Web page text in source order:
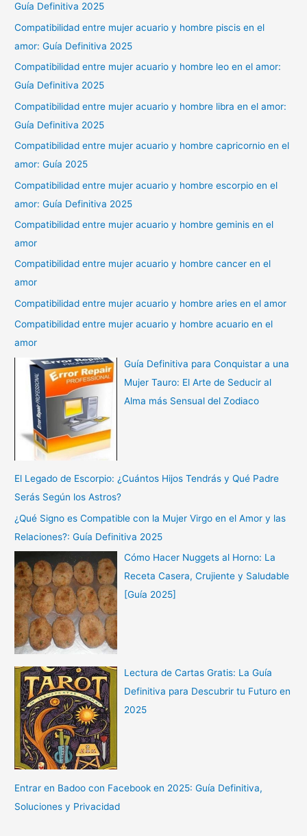
Guía Definitiva 2025
Compatibilidad entre mujer acuario y hombre piscis en el
amor: Guía Definitiva 2025
Compatibilidad entre mujer acuario y hombre leo en el amor:
Guía Definitiva 2025
Compatibilidad entre mujer acuario y hombre libra en el amor:
Guía Definitiva 2025
Compatibilidad entre mujer acuario y hombre capricornio en el
amor: Guía 2025
Compatibilidad entre mujer acuario y hombre escorpio en el
amor: Guía Definitiva 2025
Compatibilidad entre mujer acuario y hombre geminis en el
amor
Compatibilidad entre mujer acuario y hombre cancer en el
amor
Compatibilidad entre mujer acuario y hombre aries en el amor
Compatibilidad entre mujer acuario y hombre acuario en el
amor
Guía Definitiva para Conquistar a una
Mujer Tauro: El Arte de Seducir al
Alma más Sensual del Zodiaco
El Legado de Escorpio: ¿Cuántos Hijos Tendrás y Qué Padre
Serás Según los Astros?
¿Qué Signo es Compatible con la Mujer Virgo en el Amor y las
Relaciones?: Guía Definitiva 2025
Cómo Hacer Nuggets al Horno: La
Receta Casera, Crujiente y Saludable
[Guía 2025]
Lectura de Cartas Gratis: La Guía
Definitiva para Descubrir tu Futuro en
2025
Entrar en Badoo con Facebook en 2025: Guía Definitiva,
Soluciones y Privacidad